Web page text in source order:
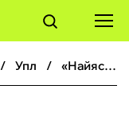
упл «Найяскравішою була перемога над Поліссям»: яка команда насправді стала головним відкриттям сезону УПЛ